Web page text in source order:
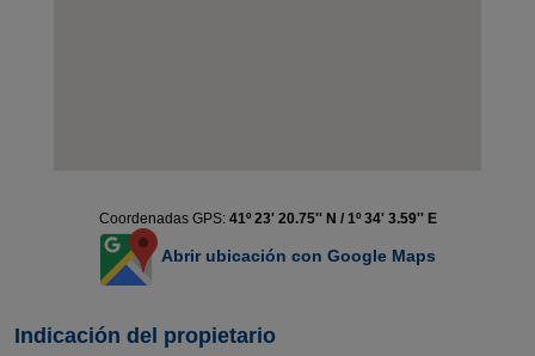
Coordenadas GPS: 41º 23' 20.75'' N / 1º 34' 3.59'' E
Abrir ubicación con Google Maps
Indicación del propietario